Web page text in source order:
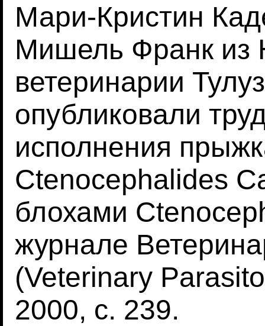
Мари-Кристин
Мишель Франк из
ветеринарии
опубликовали
исполнения
Ctenocephalides
блохами
журнале
(Veterinary
2000, с. 239.